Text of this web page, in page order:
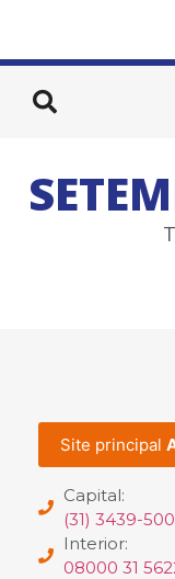
Site principal
Capital:
(31) 3439-
Interior:
08000 31